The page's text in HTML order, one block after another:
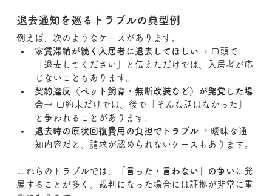
退去通知を巡るトラブルの典型例
例えば、次のようなケースがあります。
家賃滞納が続く入居者に退去してほしい→ 口頭で
「退去してください」と伝えただけでは、入居者が応
じないこともあります。
契約違反（ペット飼育・無断改装など）が発覚した場
合→ 口約束だけでは、後で「そんな話はなかった」
と争われることがあります。
退去時の原状回復費用の負担でトラブル→ 曖昧な通
知内容だと、請求が認められないケースもあります。
これらのトラブルでは、 「言った・言わない」の争い に発
展することが多く、裁判になった場合には証拠が非常に重